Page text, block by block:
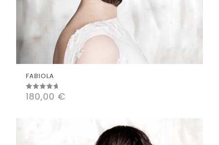
FABIOLA
Valorado
con
180,00 €